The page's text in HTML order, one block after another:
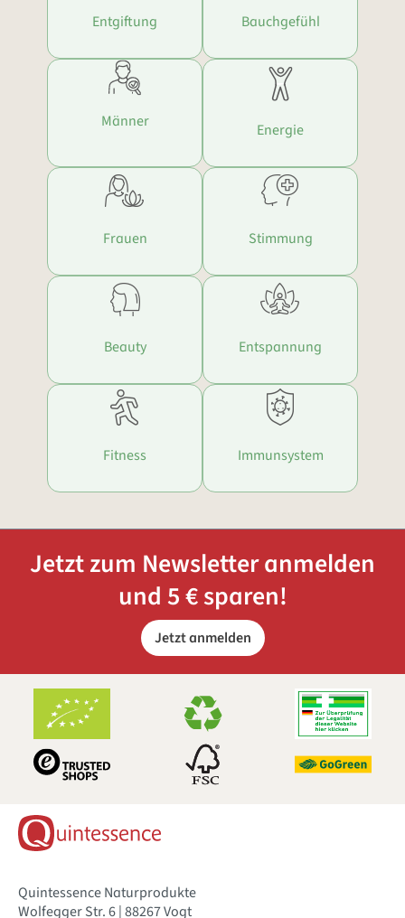
Entgiftung Bauchgefühl
Männer Energie
Frauen Stimmung
Beauty Entspannung
Fitness Immunsystem
Jetzt zum Newsletter anmelden
und 5 € sparen!
Jetzt anmelden
Quintessence Naturprodukte
Wolfegger Str. 6 | 88267 Vogt